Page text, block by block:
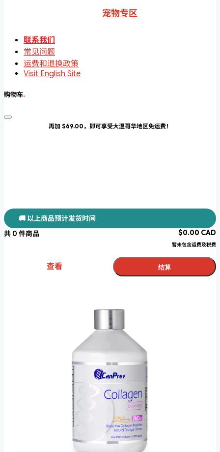
宠物专区
联系我们
常见问题
运费和退换政策
Visit English Site
购物车.
再加 $69.00，即可享受大温哥华地区免运费！
🚚 以上商品预计发货时间
共 0 件商品 $0.00 CAD
暂未包含运费及税费
查看 结算